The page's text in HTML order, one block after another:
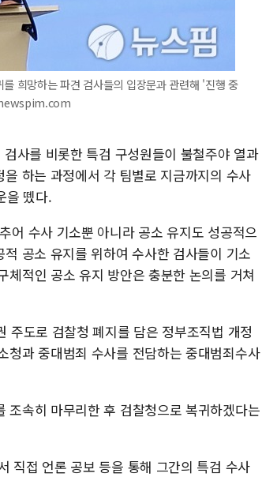
희망하는 파견 검사들의 입장문과 관련해 '진행 중
사를 비롯한 특검 구성원들이 불철주야 열과
하는 과정에서 각 팀별로 지금까지의 수사
을 뗐다.
어 수사 기소뿐 아니라 공소 유지도 성공적으
공소 유지를 위하여 수사한 검사들이 기소
적인 공소 유지 방안은 충분한 논의를 거쳐
주도로 검찰청 폐지를 담은 정부조직법 개정
청과 중대범죄 수사를 전담하는 중대범죄수사
속히 마무리한 후 검찰청으로 복귀하겠다는
직접 언론 공보 등을 통해 그간의 특검 수사